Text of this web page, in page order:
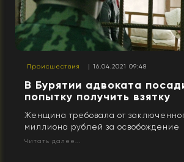
Происшествия | 16.04.2021 09:48
В Бурятии адвоката
попытку получить взятку
Женщина требовала от
миллиона рублей за освобождение
Читать далее...